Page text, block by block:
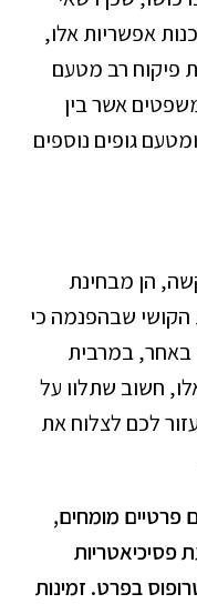
אפשריות אלו,
פיקוח רב מטעם
אשר בין
גופים נוספים
הן מבחינת
הקושי שבהפנמה כי
באחר, במרבית
חשוב שתלוו על
לכם לצלוח את
פרטיים מומחים,
פסיכיאטריות
בפרט. זמינות